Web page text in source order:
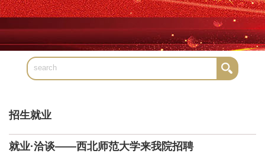
招生就业
就业·洽谈——西北师范大学来我院招聘